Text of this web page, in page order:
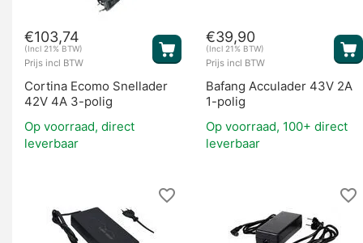
€103,74
(Incl 21% BTW)
Prijs incl BTW
Cortina Ecomo Snellader
42V 4A 3-polig
Op voorraad, direct
leverbaar
€39,90
(Incl 21% BTW)
Prijs incl BTW
Bafang Acculader 43V 2A
1-polig
Op voorraad, 100+ direct
leverbaar